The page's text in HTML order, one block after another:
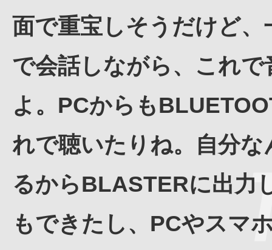
面で重宝しそうだけど
で会話しながら、これ
よ。PCからも
れで聴いたりね。自分
るからBLASTERに出力
もできたし、PCやスマ